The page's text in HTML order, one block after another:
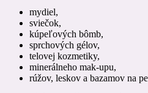
mydiel,
sviečok,
kúpeľových bômb,
sprchových gélov,
telovej kozmetiky,
minerálneho mak-upu,
rúžov, leskov a bazamov na